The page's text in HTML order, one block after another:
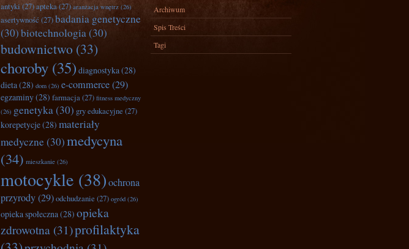
antyki(27)apteka(27) aranżacja wnętrz (26)
asertywność (27)badania genetyczne
(30)biotechnologia(30)
budownictwo (33)
choroby (35) diagnostyka(28)
dieta(28) dom (26) e-commerce(29)
egzaminy(28) farmacja(27) fitness medyczny
(26) genetyka(30) gry edukacyjne (27)
korepetycje(28) materiały
medyczne (30)medycyna
(34) mieszkanie (26)
motocykle (38)ochrona
przyrody(29)odchudzanie (27) ogród (26)
opieka społeczna(28) opieka
zdrowotna (31)profilaktyka
Archiwum
Spis Treści
Tagi